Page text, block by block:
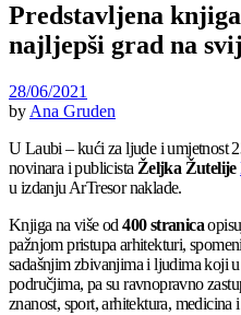
Predstavljena
najljepši grad na
28/06/2021
by Ana Gruden
U Laubi – kući za ljude i umjetnost
novinara i publicista Željka Žutelije
u izdanju ArTresor naklade.
Knjiga na više od400 stranica
pažnjom pristupa arhitekturi,
sadašnjim zbivanjima i ljudima koji
područjima, pa su ravnopravno
znanost, sport, arhitektura, medicina